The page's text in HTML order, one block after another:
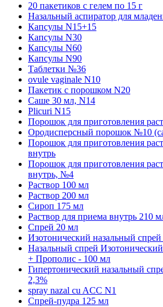
20 пакетиков с гелем по 15 г
Назальный аспиратор для
Капсулы N15+15
Капсулы N30
Капсулы N60
Капсулы N90
Таблетки №36
ovule vaginale N10
Пакетик с порошком N20
Саше 30 мл, N14
Plicuri N15
Порошок для приготовления
Ородисперсный порошок №10
Порошок для приготовления
внутрь
Порошок для приготовления
внутрь, №4
Раствор 100 мл
Раствор 200 мл
Сироп 175 мл
Раствор для приема внутрь 210
Спрей 20 мл
Изотонический назальный
Назальный спрей
+ Прополис - 100 мл
Гипертонический назальный
2,3%
spray nazal cu ACC N1
Спрей-пудра 125 мл